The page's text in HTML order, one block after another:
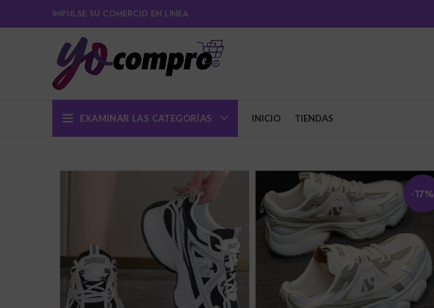
IMPULSE SU COMERCIO EN LINEA
EXAMINAR LAS CATEGORÍAS INICIO TIENDAS
-17%